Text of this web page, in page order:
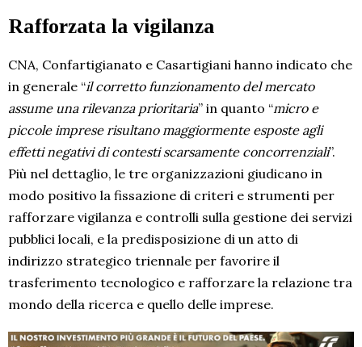
Rafforzata la vigilanza
CNA, Confartigianato e Casartigiani hanno indicato che
in generale “il corretto funzionamento del mercato
assume una rilevanza prioritaria” in quanto “micro e
piccole imprese risultano maggiormente esposte agli
effetti negativi di contesti scarsamente concorrenziali”.
Più nel dettaglio, le tre organizzazioni giudicano in
modo positivo la fissazione di criteri e strumenti per
rafforzare vigilanza e controlli sulla gestione dei servizi
pubblici locali, e la predisposizione di un atto di
indirizzo strategico triennale per favorire il
trasferimento tecnologico e rafforzare la relazione tra
mondo della ricerca e quello delle imprese.